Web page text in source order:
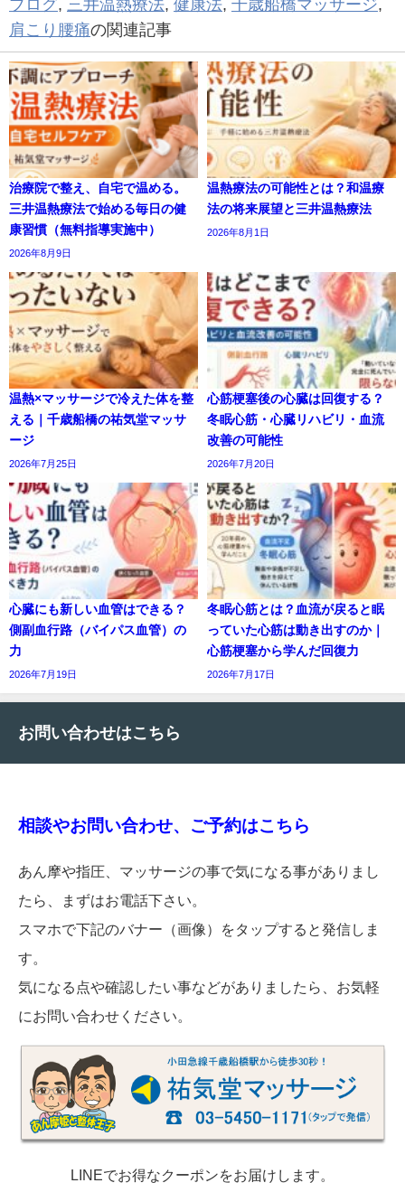
ブログ, 三井温熱療法, 健康法, 千歳船橋マッサージ,
肩こり腰痛の関連記事
治療院で整え、自宅で温める。
三井温熱療法で始める毎日の健
康習慣（無料指導実施中）
2026年8月9日
温熱療法の可能性とは？和温療
法の将来展望と三井温熱療法
2026年8月1日
温熱×マッサージで冷えた体を整
える｜千歳船橋の祐気堂マッサ
ージ
2026年7月25日
心筋梗塞後の心臓は回復する？
冬眠心筋・心臓リハビリ・血流
改善の可能性
2026年7月20日
心臓にも新しい血管はできる？
側副血行路（バイパス血管）の
力
2026年7月19日
冬眠心筋とは？血流が戻ると眠
っていた心筋は動き出すのか｜
心筋梗塞から学んだ回復力
2026年7月17日
お問い合わせはこちら
相談やお問い合わせ、ご予約はこちら
あん摩や指圧、マッサージの事で気になる事がありまし
たら、まずはお電話下さい。
スマホで下記のバナー（画像）をタップすると発信しま
す。
気になる点や確認したい事などがありましたら、お気軽
にお問い合わせください。
LINEでお得なクーポンをお届けします。